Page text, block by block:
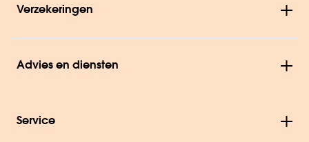
Verzekeringen
Advies en diensten
Service